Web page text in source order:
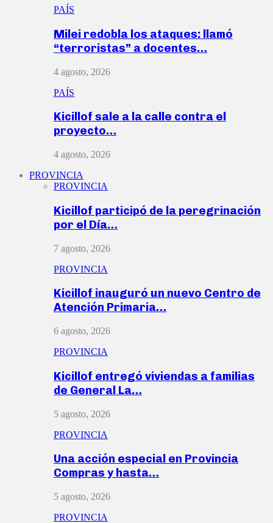
PAÍS
Milei redobla los ataques: llamó
“terroristas” a docentes…
4 agosto, 2026
PAÍS
Kicillof sale a la calle contra el
proyecto…
4 agosto, 2026
PROVINCIA
PROVINCIA
Kicillof participó de la peregrinación
por el Día…
7 agosto, 2026
PROVINCIA
Kicillof inauguró un nuevo Centro de
Atención Primaria…
6 agosto, 2026
PROVINCIA
Kicillof entregó viviendas a familias
de General La…
5 agosto, 2026
PROVINCIA
Una acción especial en Provincia
Compras y hasta…
5 agosto, 2026
PROVINCIA